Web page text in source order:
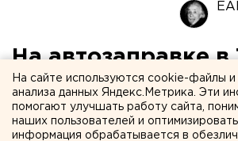
На автозаправке
рухнула крыша
Повреждено 5 машин.
На сайте используются cookie-файлы и
анализа данных Яндекс.Метрика. Эти
помогают улучшать работу сайта,
наших пользователей и оптимизировать
информация обрабатывается в